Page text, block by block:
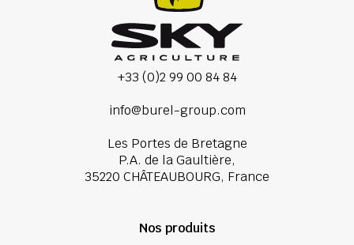
+33 (0)2 99 00 84 84
info@burel-group.com
Les Portes de Bretagne
P.A. de la Gaultière,
35220 CHÂTEAUBOURG, France
Nos produits